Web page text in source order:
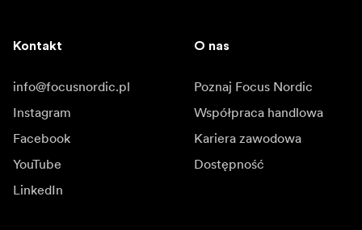
Kontakt
info@focusnordic.pl
Instagram
Facebook
YouTube
LinkedIn
O nas
Poznaj Focus Nordic
Współpraca handlowa
Kariera zawodowa
Dostępność